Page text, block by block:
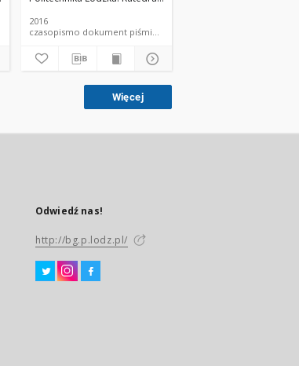
2016
czasopismo dokument piśmienniczy
Więcej
Odwiedź nas!
http://bg.p.lodz.pl/